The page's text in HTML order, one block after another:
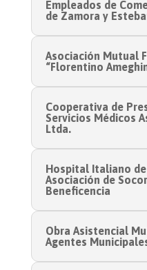
Empleados de
de Zamora y
Asociación Mutual
“Florentino
Cooperativa de
Servicios Médicos
Ltda.
Hospital Italiano
Asociación de
Beneficencia
Obra Asistencial
Agentes